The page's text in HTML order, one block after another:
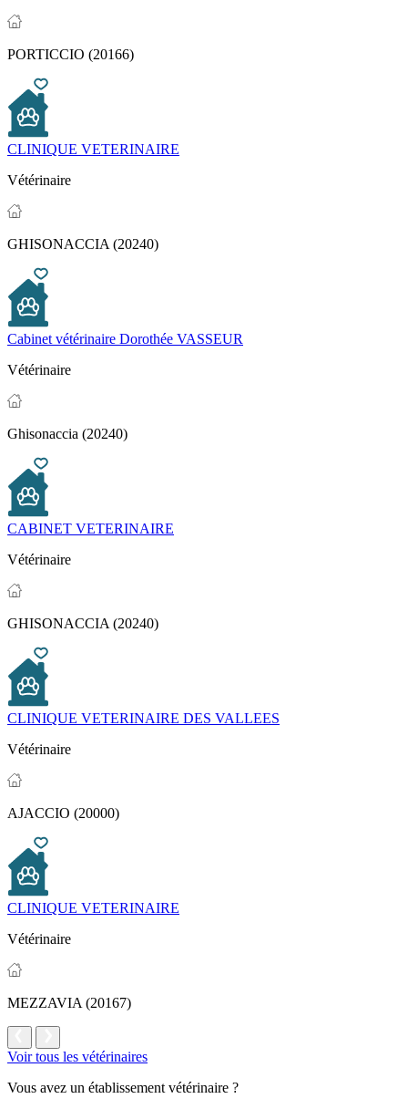
PORTICCIO (20166)
CLINIQUE VETERINAIRE
Vétérinaire
GHISONACCIA (20240)
Cabinet vétérinaire Dorothée VASSEUR
Vétérinaire
Ghisonaccia (20240)
CABINET VETERINAIRE
Vétérinaire
GHISONACCIA (20240)
CLINIQUE VETERINAIRE DES VALLEES
Vétérinaire
AJACCIO (20000)
CLINIQUE VETERINAIRE
Vétérinaire
MEZZAVIA (20167)
Voir tous les vétérinaires
Vous avez un établissement vétérinaire ?